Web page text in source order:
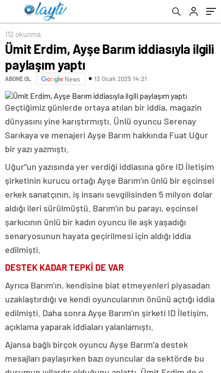
112 okunma
Ümit Erdim, Ayşe Barım iddiasıyla ilgili
paylaşım yaptı
ABONE OL News 12 Ocak 2025 14:21
Geçtiğimiz günlerde ortaya atılan bir iddia, magazin
dünyasını yine karıştırmıştı. Ünlü oyuncu Serenay
Sarıkaya ve menajeri Ayşe Barım hakkında Fuat Uğur
bir yazı yazmıştı.
Uğur”un yazısında yer verdiği iddiasına göre ID İletişim
şirketinin kurucu ortağı Ayşe Barım’ın ünlü bir eşcinsel
erkek sanatçının, iş insanı sevgilisinden 5 milyon dolar
aldığı ileri sürülmüştü. Barım’ın bu parayı, eşcinsel
şarkıcının ünlü bir kadın oyuncu ile aşk yaşadığı
senaryosunun hayata geçirilmesi için aldığı iddia
edilmişti.
DESTEK KADAR TEPKİ DE VAR
Ayrıca Barım’ın, kendisine biat etmeyenleri piyasadan
uzaklaştırdığı ve kendi oyuncularının önünü açtığı iddia
edilmişti. Daha sonra Ayşe Barım’ın şirketi ID İletişim,
açıklama yaparak iddiaları yalanlamıştı.
Ajansa bağlı birçok oyuncu Ayşe Barım’a destek
mesajları paylaşırken bazı oyuncular da sektörde bu